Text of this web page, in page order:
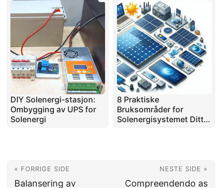
Solares: Paralelo vs.
Série
DIY Solenergi-stasjon:
Ombygging av UPS for
Solenergi
8 Praktiske
Bruksområder for
Solenergisystemet Ditt:
« FORRIGE SIDE
Balansering av
NESTE SIDE »
Compreendendo as